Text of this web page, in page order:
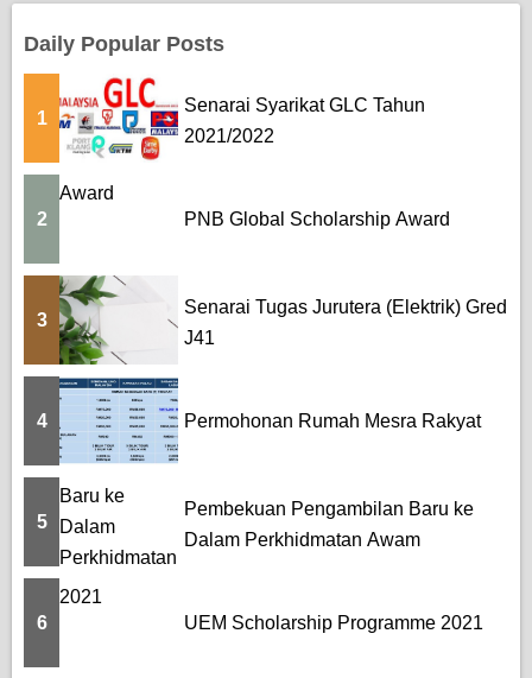
Daily Popular Posts
1
Senarai Syarikat GLC Tahun
2021/2022
2 PNB Global Scholarship Award
3
Senarai Tugas Jurutera (Elektrik) Gred
J41
4 Permohonan Rumah Mesra Rakyat
5
Pembekuan Pengambilan Baru ke
Dalam Perkhidmatan Awam
6 UEM Scholarship Programme 2021